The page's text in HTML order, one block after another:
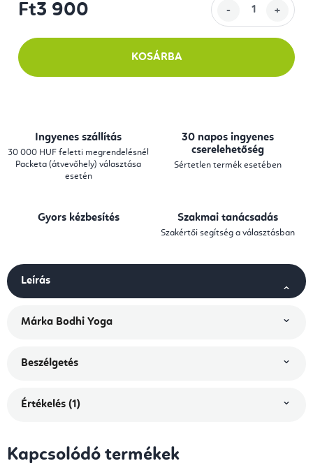
Ft3 900
KOSÁRBA
Ingyenes szállítás
30 000 HUF feletti megrendelésnél
Packeta (átvevőhely) választása
esetén
30 napos ingyenes
cserelehetőség
Sértetlen termék esetében
Gyors kézbesítés Szakmai tanácsadás
Szakértői segítség a választásban
Leírás
Márka Bodhi Yoga
Beszélgetés
Értékelés (1)
Kapcsolódó termékek